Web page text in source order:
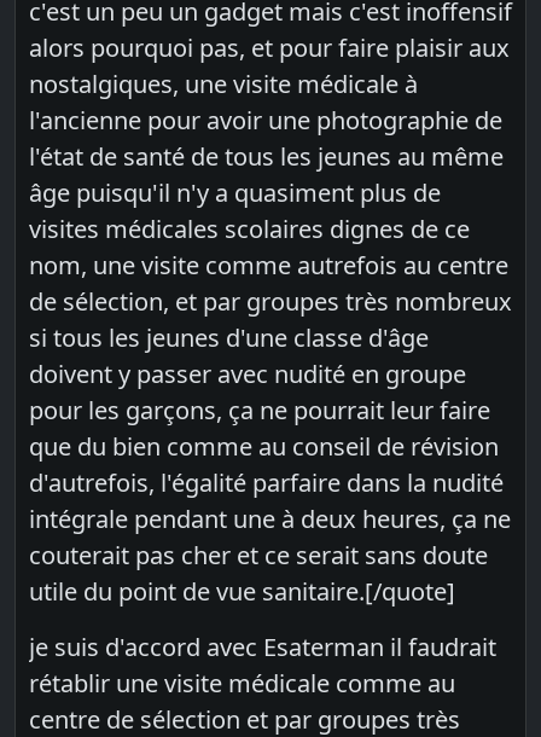
c'est un peu un gadget mais c'est inoffensif
alors pourquoi pas, et pour faire plaisir aux
nostalgiques, une visite médicale à
l'ancienne pour avoir une photographie de
l'état de santé de tous les jeunes au même
âge puisqu'il n'y a quasiment plus de
visites médicales scolaires dignes de ce
nom, une visite comme autrefois au centre
de sélection, et par groupes très nombreux
si tous les jeunes d'une classe d'âge
doivent y passer avec nudité en groupe
pour les garçons, ça ne pourrait leur faire
que du bien comme au conseil de révision
d'autrefois, l'égalité parfaire dans la nudité
intégrale pendant une à deux heures, ça ne
couterait pas cher et ce serait sans doute
utile du point de vue sanitaire.[/quote]
je suis d'accord avec Esaterman il faudrait
rétablir une visite médicale comme au
centre de sélection et par groupes très